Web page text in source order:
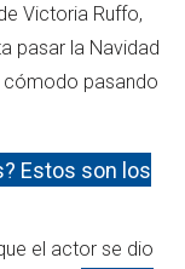
Victoria Ruffo,
pasar la Navidad
cómodo pasando
Estos son los
el actor se dio